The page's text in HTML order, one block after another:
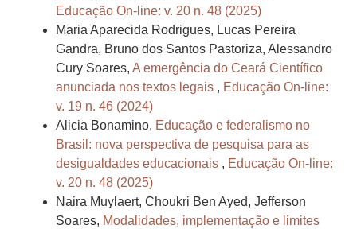
Educação On-line: v. 20 n. 48 (2025)
Maria Aparecida Rodrigues, Lucas Pereira
Gandra, Bruno dos Santos Pastoriza, Alessandro
Cury Soares, A emergência do Ceará Científico
anunciada nos textos legais , Educação On-line:
v. 19 n. 46 (2024)
Alicia Bonamino, Educação e federalismo no
Brasil: nova perspectiva de pesquisa para as
desigualdades educacionais , Educação On-line:
v. 20 n. 48 (2025)
Naira Muylaert, Choukri Ben Ayed, Jefferson
Soares, Modalidades, implementação e limites